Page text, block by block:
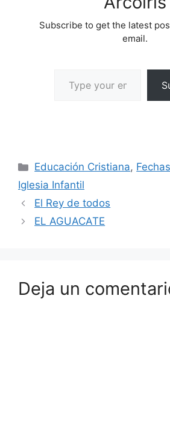
Subscribe to get the latest
email.
Educación Cristiana,
Iglesia Infantil
El Rey de todos
EL AGUACATE
Deja un